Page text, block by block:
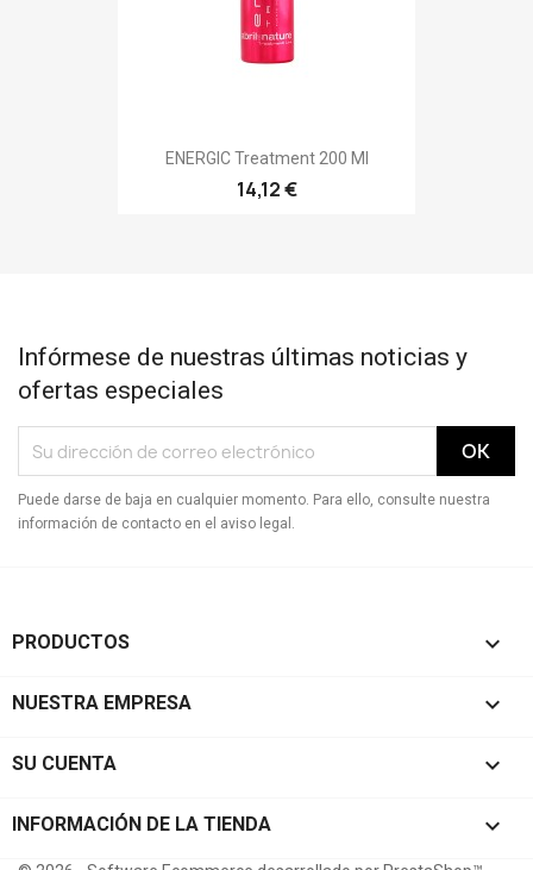
ENERGIC Treatment 200 Ml
14,12 €
Infórmese de nuestras últimas noticias y
ofertas especiales
Puede darse de baja en cualquier momento. Para ello, consulte nuestra
información de contacto en el aviso legal.
PRODUCTOS 
NUESTRA EMPRESA 
SU CUENTA 
INFORMACIÓN DE LA TIENDA keyboard_arrow_down